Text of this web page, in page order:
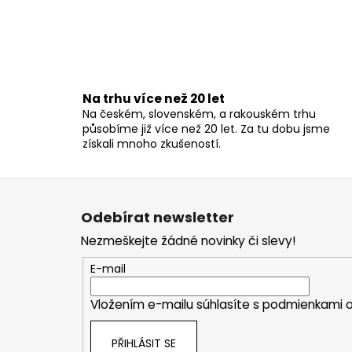
Na trhu více než 20 let
Na českém, slovenském, a rakouském trhu
působíme již více než 20 let. Za tu dobu jsme
získali mnoho zkušeností.
Z
Odebírat newsletter
Nezmeškejte žádné novinky či slevy!
E-mail
Vložením e-mailu súhlasíte s podmienkami
PŘIHLÁSIT SE